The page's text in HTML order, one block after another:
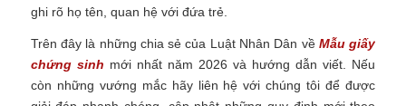
ghi rõ họ tên, quan hệ với đứa trẻ.
Trên đây là những chia sẻ của Luật Nhân Dân vềMẫu giấy
chứng sinh mới nhất năm 2026 và hướng dẫn viết.
Nếu
còn những vướng mắc hãy liên hệ với chúng tôi để được